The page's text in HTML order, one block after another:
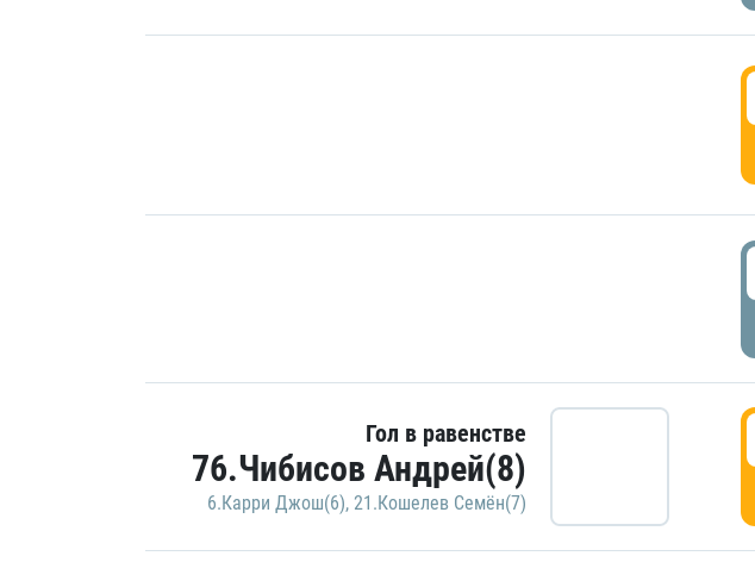
Гол в равенстве
76.Чибисов Андрей(8)
6.Карри Джош(6), 21.Кошелев Семён(7)